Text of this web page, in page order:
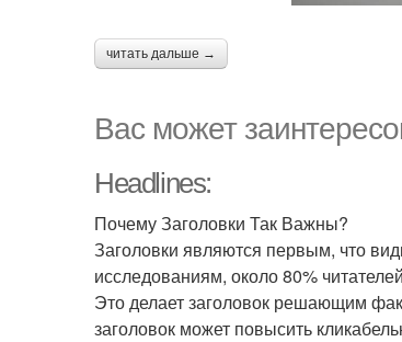
читать дальше →
Вас может
Headlines:
Почему Заголовки Так Важны?
Заголовки являются первым, что
исследованиям, около 80%
Это делает заголовок решающим
заголовок может повысить